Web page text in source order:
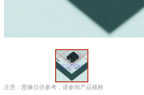
注意：图像仅供参考，请参阅产品规格